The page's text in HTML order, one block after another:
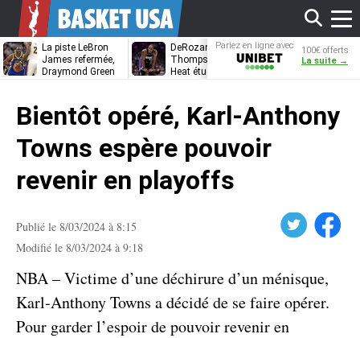
menu
La piste LeBron
James refermée,
Draymond Green
DeRozan, Beal,
Thompson… Le
Heat étudie ses
Kentavious
Caldwell-
Pariez en ligne avec
Unibet
100€ offerts
La suite →
Bientôt opéré, Karl-Anthony
Towns espère pouvoir
revenir en playoffs
Publié le 8/03/2024 à 8:15
Modifié le 8/03/2024 à 9:18
Facebook
NBA – Victime d’une déchirure d’un ménisque,
Karl-Anthony Towns a décidé de se faire opérer.
Pour garder l’espoir de pouvoir revenir en